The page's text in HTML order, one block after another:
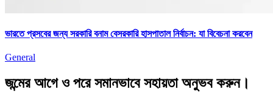
ভারতে প্রসবের জন্য সরকারি বনাম বেসরকারি হাসপাতাল নির্বাচন: যা বিবেচনা করবেন
General
জন্মের আগে ও পরে সমানভাবে সহায়তা অনুভব করুন।